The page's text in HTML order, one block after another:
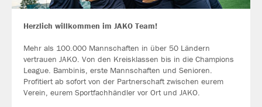
Herzlich willkommen im JAKO Team!
Mehr als 100.000 Mannschaften in über 50 Ländern
vertrauen JAKO. Von den Kreisklassen bis in die Champions
League. Bambinis, erste Mannschaften und Senioren.
Profitiert ab sofort von der Partnerschaft zwischen eurem
Verein, eurem Sportfachhändler vor Ort und JAKO.